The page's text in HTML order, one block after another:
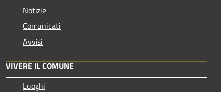
Notizie
Comunicati
Avvisi
VIVERE IL COMUNE
Luoghi